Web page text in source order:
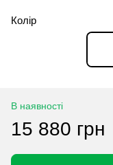
Колір
В наявності
15 880 грн